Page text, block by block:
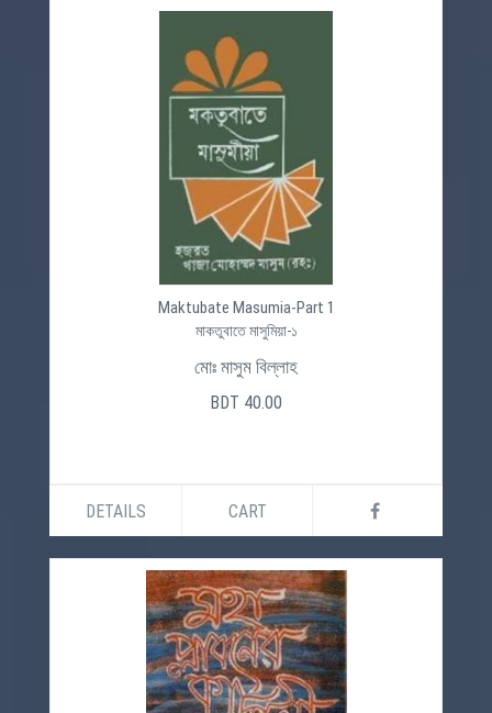
Maktubate Masumia-Part 1
মাকতুবাতে মাসুমিয়া-১
মোঃ মাসুম বিল্লাহ
BDT 40.00
DETAILS CART